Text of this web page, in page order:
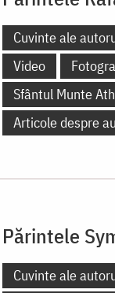
Cuvinte ale
Video
Sfântul Munte
Articole despre
Părintele
Cuvinte ale